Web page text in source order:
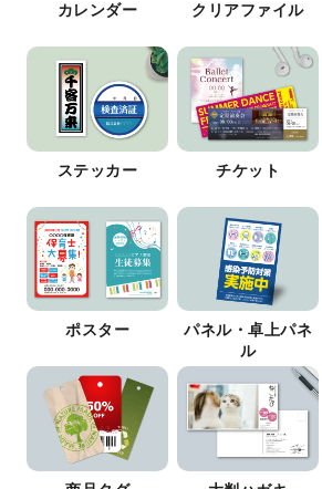
カレンダー クリアファイル
ステッカー チケット
ポスター
パネル・卓上パネ
ル